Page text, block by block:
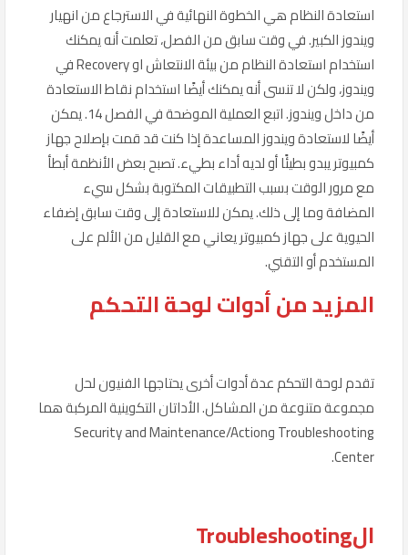
استعادة النظام هي الخطوة النهائية في الاسترجاع من انهيار
ويندوز الكبير. في وقت سابق من الفصل، تعلمت أنه يمكنك
استخدام استعادة النظام من بيئة الانتعاش او Recovery في
ويندوز، ولكن لا تنسى أنه يمكنك أيضًا استخدام نقاط الاستعادة
من داخل ويندوز. اتبع العملية الموضحة في الفصل 14. يمكن
أيضًا لاستعادة ويندوز المساعدة إذا كنت قد قمت بإصلاح جهاز
كمبيوتر يبدو بطيئًا أو لديه أداء بطيء. تصبح بعض الأنظمة أبطأ
مع مرور الوقت بسبب التطبيقات المكتوبة بشكل سيء
المضافة وما إلى ذلك. يمكن للاستعادة إلى وقت سابق إضفاء
الحيوية على جهاز كمبيوتر يعاني مع القليل من الألم على
المستخدم أو التقني.
المزيد من أدوات لوحة التحكم
تقدم لوحة التحكم عدة أدوات أخرى يحتاجها الفنيون لحل
مجموعة متنوعة من المشاكل. الأداتان التكوينية المركبة هما
Troubleshooting وSecurity and Maintenance/Action
Center.
الTroubleshooting